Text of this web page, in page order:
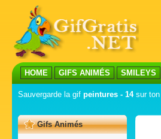
HOME GIFS ANIMÉS SMILEYS
Sauvergarde la gif peintures - 14sur ton
Gifs Animés